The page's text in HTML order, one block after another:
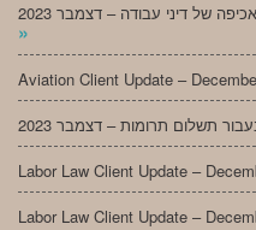
של דיני עבודה – דצמבר 2023
»
Aviation Client Update –
Labor Law Client Update –
Labor Law Client Update –